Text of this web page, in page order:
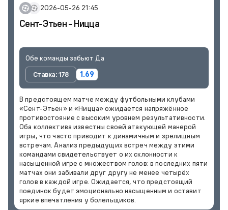
2026-05-26 21:45
Сент-Этьен - Ницца
Обе команды забьют Да
Ставка: 178
1.69
В предстоящем матче между футбольными клубами
«Сент-Этьен» и «Ницца» ожидается напряжённое
противостояние с высоким уровнем результативности.
Оба коллектива известны своей атакующей манерой
игры, что часто приводит к динамичным и зрелищным
встречам. Анализ предыдущих встреч между этими
командами свидетельствует о их склонности к
насыщенной игре с множеством голов: в последних пяти
матчах они забивали друг другу не менее четырёх
голов в каждой игре. Ожидается, что предстоящий
поединок будет эмоционально насыщенным и оставит
яркие впечатления у болельщиков.